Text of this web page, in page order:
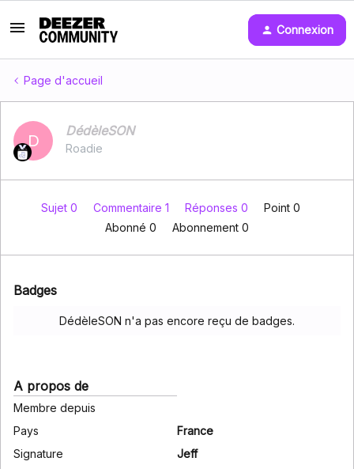
Connexion
Page d'accueil
D
DédèleSON
Roadie
Sujet 0 Commentaire 1 Réponses 0
Point 0
Abonné 0 Abonnement 0
Badges
DédèleSON n'a pas encore reçu de badges.
A propos de
Membre depuis
Pays
France
Signature
Jeff